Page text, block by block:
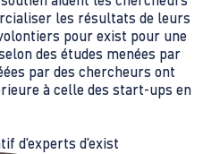
les résultats de leurs
pour exist pour une
des études menées par
par des chercheurs ont
à celle des start-ups en
d'experts d'exist